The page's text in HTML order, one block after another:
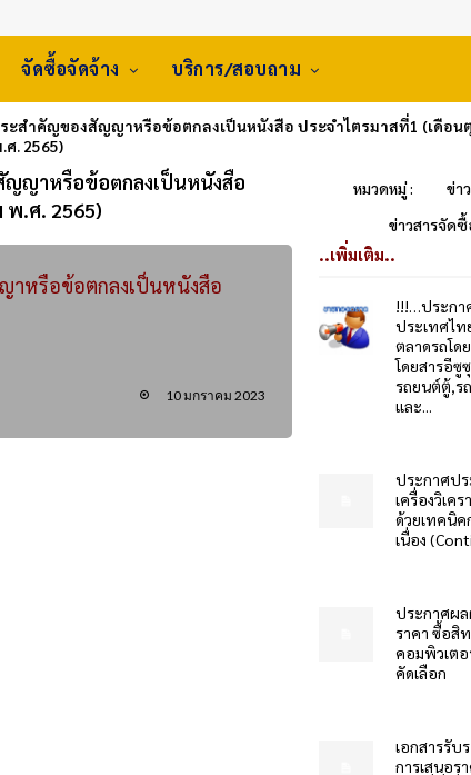
จัดซื้อจัดจ้าง บริการ/สอบถาม
สำคัญของสัญญาหรือข้อตกลงเป็นหนังสือ ประจำไตรมาสที่1 (เดือน
. 2565)
ญญาหรือข้อตกลงเป็นหนังสือ
พ.ศ. 2565)
หมวดหมู่ :
ข่า
ข่าวสารจัด
าหรือข้อตกลงเป็นหนังสือ
10 มกราคม 2023
..เพิ่มเติม..
!!!…ประกา
ประเทศไท
ตลาดรถโด
โดยสารอีซู
รถยนต์ตู้,ร
และ...
ประกาศปร
เครื่องวิเค
ด้วยเทคนิ
เนื่อง
ประกาศผ
ราคา ซื้อสิ
คอมพิวเตอ
คัดเลือก
เอกสารรับ
การเสนอร